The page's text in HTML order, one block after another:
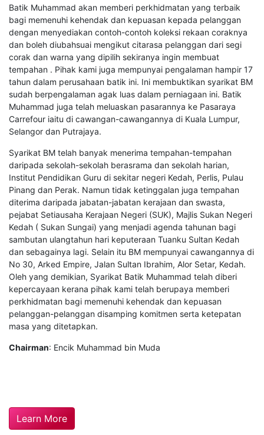
Batik Muhammad akan memberi perkhidmatan yang terbaik
bagi memenuhi kehendak dan kepuasan kepada pelanggan
dengan menyediakan contoh-contoh koleksi rekaan coraknya
dan boleh diubahsuai mengikut citarasa pelanggan dari segi
corak dan warna yang dipilih sekiranya ingin membuat
tempahan . Pihak kami juga mempunyai pengalaman hampir 17
tahun dalam perusahaan batik ini. Ini membuktikan syarikat BM
sudah berpengalaman agak luas dalam perniagaan ini. Batik
Muhammad juga telah meluaskan pasarannya ke Pasaraya
Carrefour iaitu di cawangan-cawangannya di Kuala Lumpur,
Selangor dan Putrajaya.
Syarikat BM telah banyak menerima tempahan-tempahan
daripada sekolah-sekolah berasrama dan sekolah harian,
Institut Pendidikan Guru di sekitar negeri Kedah, Perlis, Pulau
Pinang dan Perak. Namun tidak ketinggalan juga tempahan
diterima daripada jabatan-jabatan kerajaan dan swasta,
pejabat Setiausaha Kerajaan Negeri (SUK), Majlis Sukan Negeri
Kedah ( Sukan Sungai) yang menjadi agenda tahunan bagi
sambutan ulangtahun hari keputeraan Tuanku Sultan Kedah
dan sebagainya lagi. Selain itu BM mempunyai cawangannya di
No 30, Arked Empire, Jalan Sultan Ibrahim, Alor Setar, Kedah.
Oleh yang demikian, Syarikat Batik Muhammad telah diberi
kepercayaan kerana pihak kami telah berupaya memberi
perkhidmatan bagi memenuhi kehendak dan kepuasan
pelanggan-pelanggan disamping komitmen serta ketepatan
masa yang ditetapkan.
Chairman: Encik Muhammad bin Muda
Learn More